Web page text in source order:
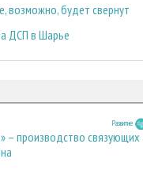
возможно, будет свернут
ДСП в Шарье
Развитие
– производство связующих